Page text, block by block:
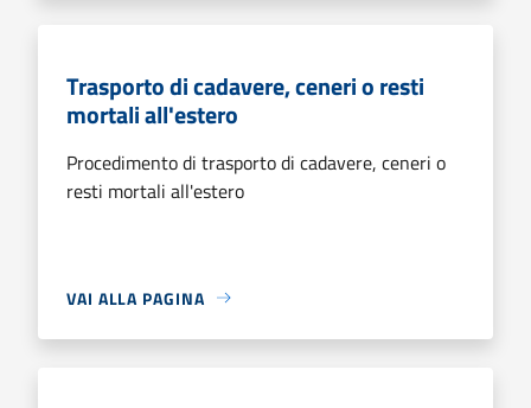
Trasporto di cadavere, ceneri o resti
mortali all'estero
Procedimento di trasporto di cadavere, ceneri o
resti mortali all'estero
VAI ALLA PAGINA